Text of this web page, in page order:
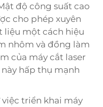
độ công suất cao
cho phép xuyên
liệu một cách hiệu
nhôm và đồng làm
của máy cắt laser
hấp thụ mạnh
việc triển khai máy